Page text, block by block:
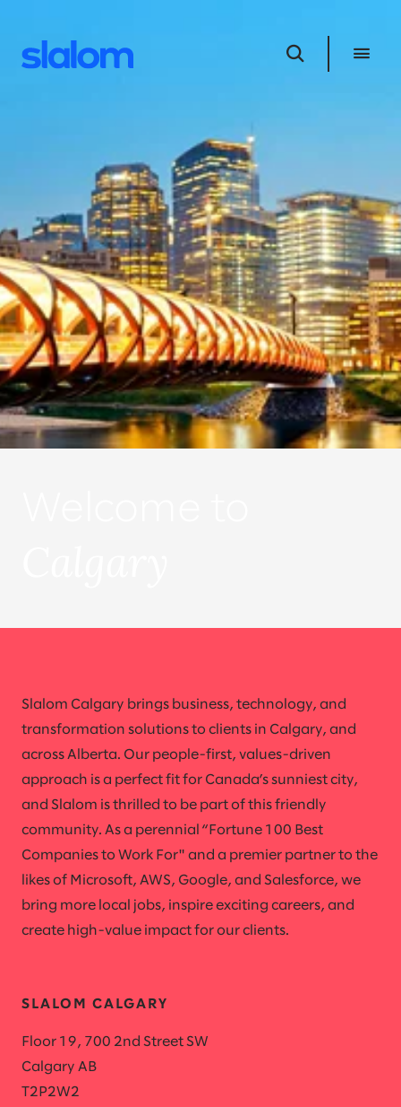
Slalom Calgary brings business, technology, and
transformation solutions to clients in Calgary, and
across Alberta. Our people-first, values-driven
approach is a perfect fit for Canada’s sunniest city,
and Slalom is thrilled to be part of this friendly
community. As a perennial “Fortune 100 Best
Companies to Work For" and a premier partner to the
likes of Microsoft, AWS, Google, and Salesforce, we
bring more local jobs, inspire exciting careers, and
create high-value impact for our clients.
SLALOM CALGARY
Floor 19, 700 2nd Street SW
Calgary AB
T2P2W2